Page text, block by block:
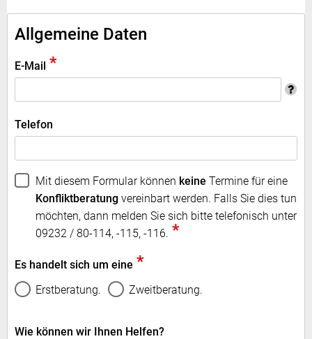
Allgemeine Daten
E-Mail *
Telefon
Mit diesem Formular können keine Termine für eine
Konfliktberatung vereinbart werden. Falls Sie dies tun
möchten, dann melden Sie sich bitte telefonisch unter
09232 / 80-114, -115, -116. *
Es handelt sich um eine *
Erstberatung. Zweitberatung.
Wie können wir Ihnen Helfen?